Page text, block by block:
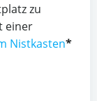
zu
einer
Nistkasten*